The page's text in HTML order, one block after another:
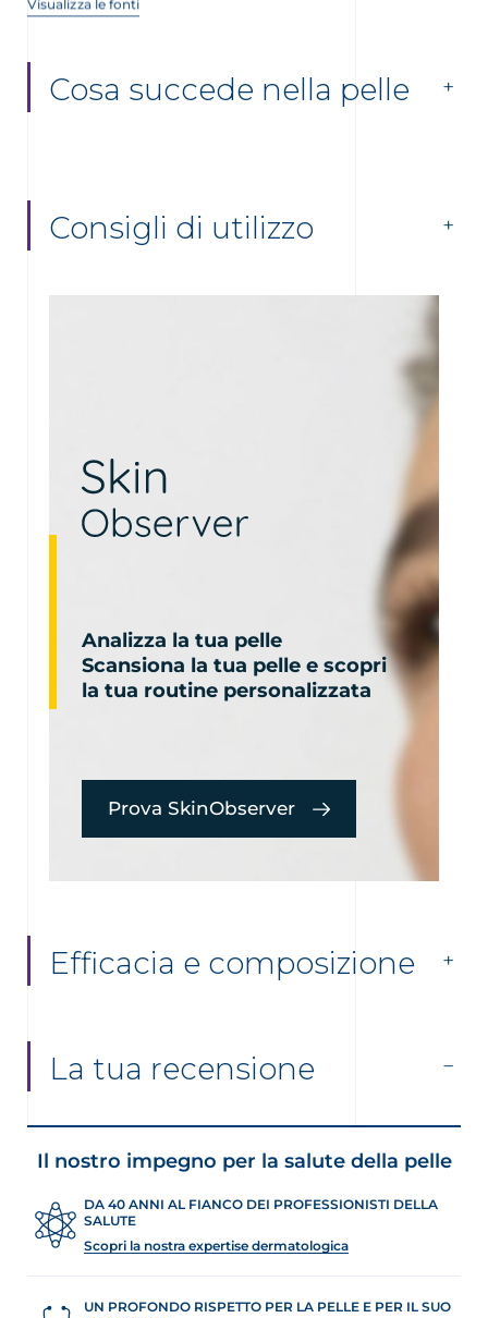
Cosa succede nella pelle
Consigli di utilizzo
Analizza la tua pelle
Scansiona la tua pelle e scopri
la tua routine personalizzata
Prova SkinObserver
Efficacia e composizione
La tua recensione
Il nostro impegno per la salute della pelle
DA 40 ANNI AL FIANCO DEI PROFESSIONISTI DELLA
SALUTE
Scopri la nostra expertise dermatologica
UN PROFONDO RISPETTO PER LA PELLE E PER IL SUO